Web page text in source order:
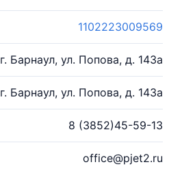
1102223009569
г. Барнаул, ул. Попова, д. 143а
г. Барнаул, ул. Попова, д. 143а
8 (3852)45-59-13
office@pjet2.ru